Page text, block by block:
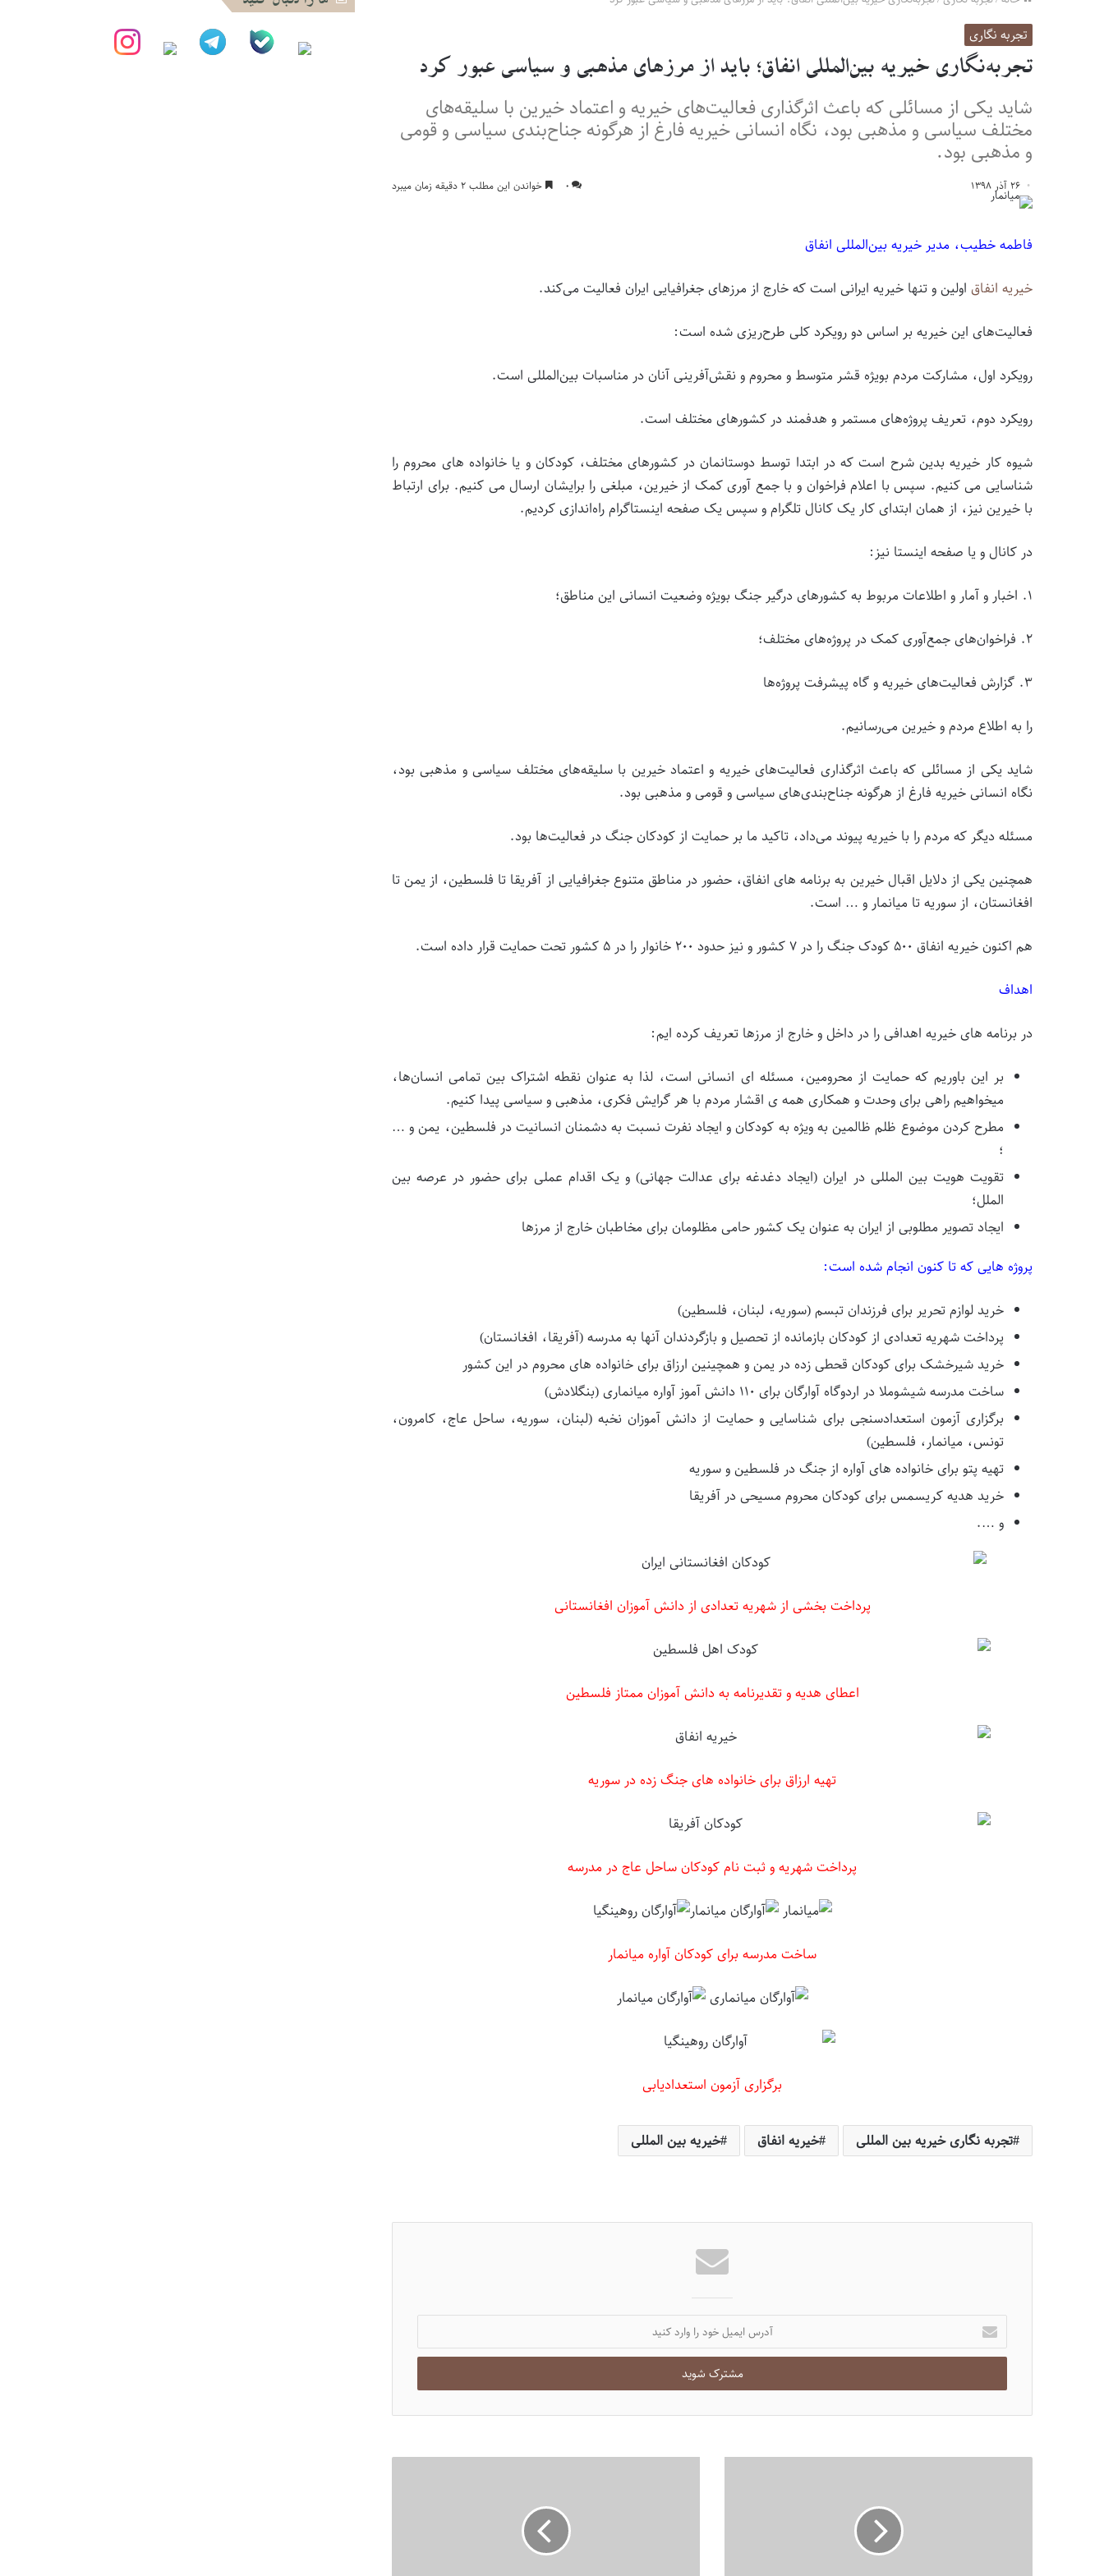
تجربه نگاری
تجربه‌نگاری خیریه بین‌المللی انفاق؛ باید از مرزهای مذهبی و سیاسی عبور کرد
شاید یکی از مسائلی که باعث اثرگذاری فعالیت‌های خیریه و اعتماد خیرین با سلیقه‌های
مختلف سیاسی و مذهبی بود، نگاه انسانی خیریه فارغ از هرگونه جناح‌بندی‌ سیاسی و قومی
و مذهبی بود.
۲۶ آذر ۱۳۹۸ ۰ خواندن این مطلب ۲ دقیقه زمان میبرد
فاطمه خطیب، مدیر خیریه بین‌المللی انفاق
خیریه انفاق اولین و تنها خیریه ایرانی است که خارج از مرزهای جغرافیایی ایران فعالیت می‌کند.
فعالیت‌های این خیریه بر اساس دو رویکرد کلی طرح‌ریزی شده است:
رویکرد اول، مشارکت مردم بویژه قشر متوسط و محروم و نقش‌آفرینی آنان در مناسبات بین‌المللی است‌.
رویکرد دوم، تعریف پروژه‌های مستمر و هدفمند در کشورهای مختلف است.
شیوه کار خیریه بدین شرح است که در ابتدا توسط دوستانمان در کشورهای مختلف، کودکان و یا خانواده های محروم را
شناسایی می کنیم‌. سپس با اعلام فراخوان و با جمع آوری کمک از خیرین، مبلغی را برایشان ارسال می کنیم. برای ارتباط
با خیرین نیز، از همان ابتدای کار یک کانال تلگرام و سپس یک صفحه اینستاگرام راه‌اندازی کردیم.
در کانال و یا صفحه اینستا نیز:
۱. اخبار و آمار و اطلاعات مربوط به کشورهای درگیر جنگ بویژه وضعیت انسانی این مناطق؛
۲‌. فراخوان‌های جمع‌آوری کمک در پروژه‌های مختلف؛
۳. گزارش فعالیت‌های خیریه و گاه پیشرفت پروژه‌ها
را به اطلاع مردم و خیرین می‌رسانیم.
شاید یکی از مسائلی که باعث اثرگذاری فعالیت‌های خیریه و اعتماد خیرین با سلیقه‌های مختلف سیاسی و مذهبی بود،
نگاه انسانی خیریه فارغ از هرگونه جناح‌بندی‌های سیاسی و قومی و مذهبی بود.
مسئله دیگر که مردم را با خیریه پیوند می‌داد، تاکید ما بر حمایت از کودکان جنگ در فعالیت‌ها بود.
همچنین یکی از دلایل اقبال خیرین به برنامه های انفاق، حضور در مناطق متنوع جغرافیایی از آفریقا تا فلسطین، از یمن تا
افغانستان، از سوریه تا میانمار و … است.
هم اکنون خیریه انفاق ۵۰۰ کودک جنگ را در ۷ کشور و نیز حدود ۲۰۰ خانوار را در ۵ کشور تحت حمایت قرار داده است.
اهداف
در برنامه های خیریه اهدافی را در داخل و خارج از مرزها تعریف کرده ایم:
بر این باوریم که حمایت از محرومین، مسئله ای انسانی است، لذا به عنوان نقطه اشتراک بین تمامی انسان‌ها،
میخواهیم راهی برای وحدت و همکاری همه ی اقشار مردم با هر گرایش فکری، مذهبی و سیاسی پیدا کنیم.
مطرح کردن موضوع ظلم ظالمین به ویژه به کودکان و ایجاد نفرت نسبت به دشمنان انسانیت در فلسطین، یمن و …
؛
تقویت هویت بین المللی در ایران (ایجاد دغدغه برای عدالت جهانی) و یک اقدام عملی برای حضور در عرصه بین
الملل؛
ایجاد تصویر مطلوبی از ایران به عنوان یک کشور حامی مظلومان برای مخاطبان خارج از مرزها
پروژه هایی که تا کنون انجام شده است:
خرید لوازم تحریر برای فرزندان تبسم (سوریه، لبنان، فلسطین)
پرداخت شهریه تعدادی از کودکان بازمانده از تحصیل و بازگردندان آنها به مدرسه (آفریقا، افغانستان)
خرید شیرخشک برای کودکان قحطی زده در یمن و همچینین ارزاق برای خانواده های محروم در این کشور
ساخت مدرسه شیشوملا در اردوگاه آوارگان برای ۱۱۰ دانش آموز آواره میانماری (بنگلادش)
برگزاری آزمون استعدادسنجی برای شناسایی و حمایت از دانش آموزان نخبه (لبنان، سوریه، ساحل عاج، کامرون،
تونس، میانمار، فلسطین)
تهیه پتو برای خانواده های آواره از جنگ در فلسطین و سوریه
خرید هدیه کریسمس برای کودکان محروم مسیحی در آفریقا
و ….
پرداخت بخشی از شهریه تعدادی از دانش آموزان افغانستانی
اعطای هدیه و تقدیرنامه به دانش آموزان ممتاز فلسطین
تهیه ارزاق برای خانواده های جنگ زده در سوریه
پرداخت شهریه و ثبت نام کودکان ساحل عاج در مدرسه
ساخت مدرسه برای کودکان آواره میانمار
برگزاری آزمون استعدادیابی
تجربه نگاری خیریه بین المللی خیریه انفاق خیریه بین المللی
آدرس
ایمیل
خود
وارد